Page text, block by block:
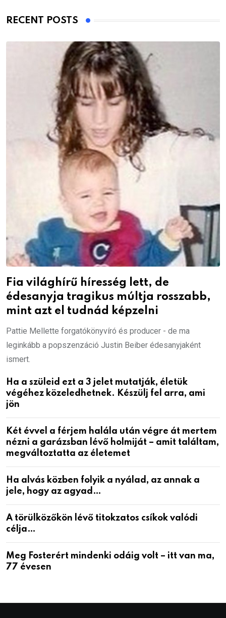
RECENT POSTS
Fia világhírű híresség lett, de
édesanyja tragikus múltja rosszabb,
mint azt el tudnád képzelni
Pattie Mellette forgatókönyvíró és producer - de ma
leginkább a popszenzáció Justin Beiber édesanyjaként
ismert.
Ha a szüleid ezt a 3 jelet mutatják, életük
végéhez közeledhetnek. Készülj fel arra, ami
jön
Két évvel a férjem halála után végre át mertem
nézni a garázsban lévő holmiját – amit találtam,
megváltoztatta az életemet
Ha alvás közben folyik a nyálad, az annak a
jele, hogy az agyad…
A törülközőkön lévő titokzatos csíkok valódi
célja…
Meg Fosterért mindenki odáig volt – itt van ma,
77 évesen